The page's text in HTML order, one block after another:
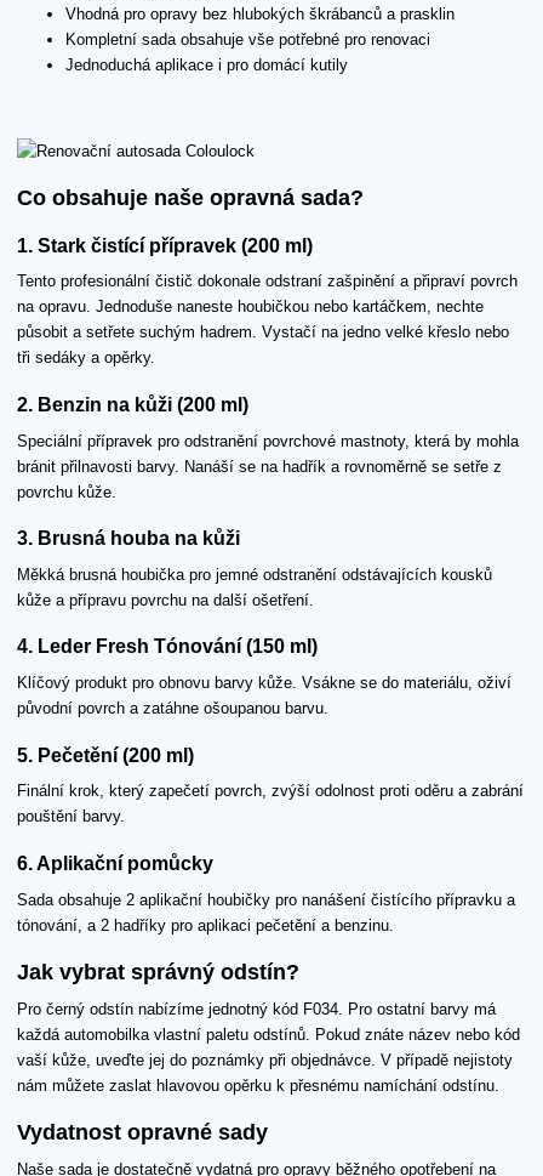
Vhodná pro opravy bez hlubokých škrábanců a prasklin
Kompletní sada obsahuje vše potřebné pro renovaci
Jednoduchá aplikace i pro domácí kutily
Co obsahuje naše opravná sada?
1. Stark čistící přípravek (200 ml)
Tento profesionální čistič dokonale odstraní zašpinění a připraví povrch
na opravu. Jednoduše naneste houbičkou nebo kartáčkem, nechte
působit a setřete suchým hadrem. Vystačí na jedno velké křeslo nebo
tři sedáky a opěrky.
2. Benzin na kůži (200 ml)
Speciální přípravek pro odstranění povrchové mastnoty, která by mohla
bránit přilnavosti barvy. Nanáší se na hadřík a rovnoměrně se setře z
povrchu kůže.
3. Brusná houba na kůži
Měkká brusná houbička pro jemné odstranění odstávajících kousků
kůže a přípravu povrchu na další ošetření.
4. Leder Fresh Tónování (150 ml)
Klíčový produkt pro obnovu barvy kůže. Vsákne se do materiálu, oživí
původní povrch a zatáhne ošoupanou barvu.
5. Pečetění (200 ml)
Finální krok, který zapečetí povrch, zvýší odolnost proti oděru a zabrání
pouštění barvy.
6. Aplikační pomůcky
Sada obsahuje 2 aplikační houbičky pro nanášení čistícího přípravku a
tónování, a 2 hadříky pro aplikaci pečetění a benzinu.
Jak vybrat správný odstín?
Pro černý odstín nabízíme jednotný kód F034. Pro ostatní barvy má
každá automobilka vlastní paletu odstínů. Pokud znáte název nebo kód
vaší kůže, uveďte jej do poznámky při objednávce. V případě nejistoty
nám můžete zaslat hlavovou opěrku k přesnému namíchání odstínu.
Vydatnost opravné sady
Naše sada je dostatečně vydatná pro opravy běžného opotřebení na